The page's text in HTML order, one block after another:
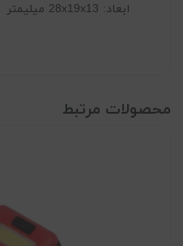
ابعاد: 28x19x13 میلیمتر
محصولات مرتبط